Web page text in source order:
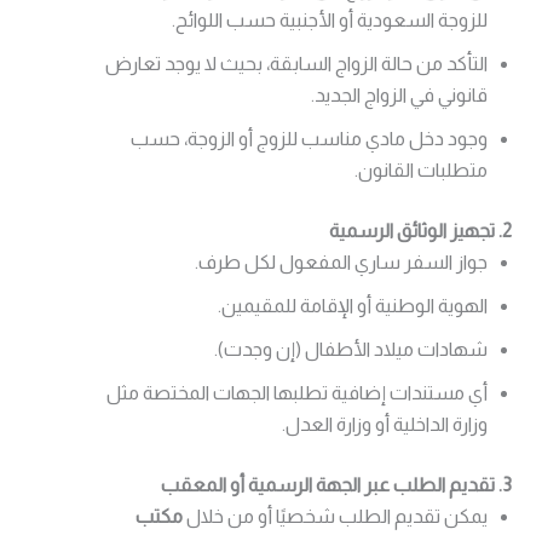
للزوجة السعودية أو الأجنبية حسب اللوائح.
التأكد من حالة الزواج السابقة، بحيث لا يوجد تعارض
قانوني في الزواج الجديد.
وجود دخل مادي مناسب للزوج أو الزوجة، حسب
متطلبات القانون.
2. تجهيز الوثائق الرسمية
جواز السفر ساري المفعول لكل طرف.
الهوية الوطنية أو الإقامة للمقيمين.
شهادات ميلاد الأطفال (إن وجدت).
أي مستندات إضافية تطلبها الجهات المختصة مثل
وزارة الداخلية أو وزارة العدل.
3. تقديم الطلب عبر الجهة الرسمية أو المعقب
يمكن تقديم الطلب شخصيًا أو من خلالمكتب